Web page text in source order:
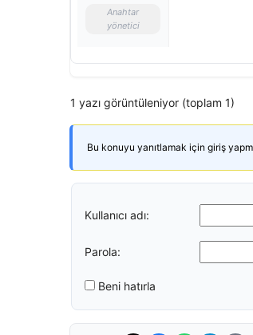
Anahtar
yönetici
1 yazı görüntüleniyor (toplam 1)
Bu konuyu yanıtlamak için giriş
Kullanıcı adı:
Parola:
Beni hatırla